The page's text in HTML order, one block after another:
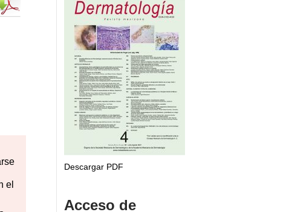
el
Descargar PDF
Acceso de